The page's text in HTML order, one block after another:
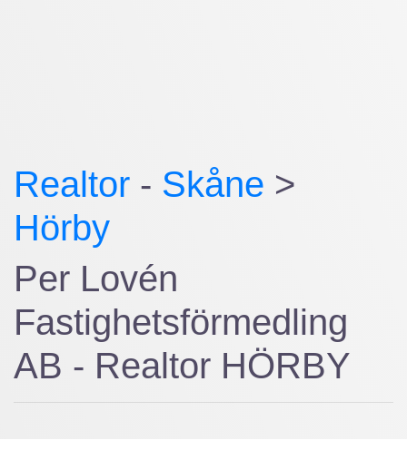
Realtor - Skåne >
Hörby
Per Lovén
Fastighetsförmedling
AB - Realtor HÖRBY